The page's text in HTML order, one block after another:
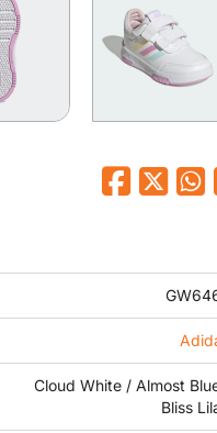
Cloud White / Almost
Bliss